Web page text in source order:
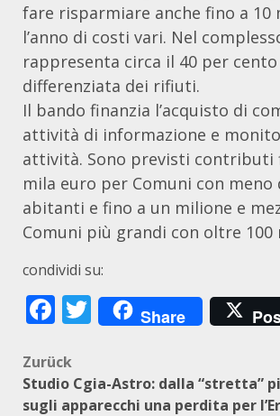
fare risparmiare anche fino a 10
l’anno di costi vari. Nel
rappresenta circa il 40 per
differenziata dei rifiuti.
Il bando finanzia l’acquisto di
attività di informazione e
attività. Sono previsti contributi
mila euro per Comuni con meno
abitanti e fino a un milione e
Comuni più grandi con oltre
condividi su:
Facebook
Twitter
Share
Beitragsnavigation
Zurück
Studio Cgia-Astro: dalla “stretta”
sugli apparecchi una perdita per